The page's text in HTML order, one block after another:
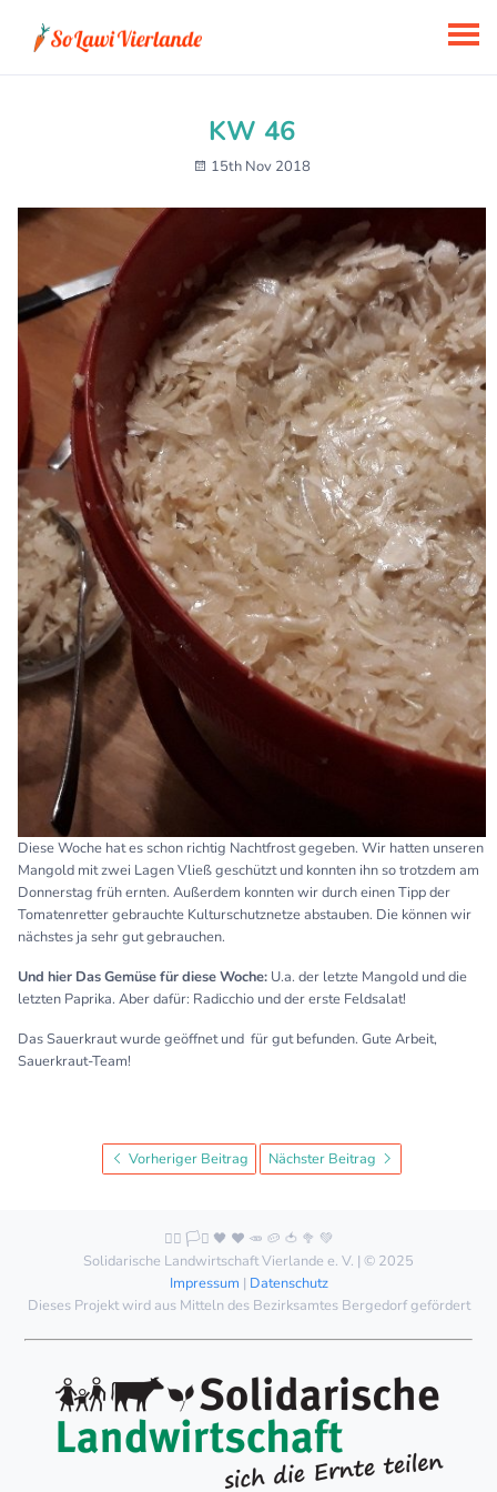
KW 46
15th Nov 2018
Diese Woche hat es schon richtig Nachtfrost gegeben. Wir hatten unseren
Mangold mit zwei Lagen Vließ geschützt und konnten ihn so trotzdem am
Donnerstag früh ernten. Außerdem konnten wir durch einen Tipp der
Tomatenretter gebrauchte Kulturschutznetze abstauben. Die können wir
nächstes ja sehr gut gebrauchen.
Und hier Das Gemüse für diese Woche: U.a. der letzte Mangold und die
letzten Paprika. Aber dafür: Radicchio und der erste Feldsalat!
Das Sauerkraut wurde geöffnet und für gut befunden. Gute Arbeit,
Sauerkraut-Team!
Vorheriger Beitrag Nächster Beitrag
🏳️‍🌈 🏳️‍⚧️ 🖤 ❤️ 🥕 🥔 🍅 🥦 💚
Solidarische Landwirtschaft Vierlande e. V. | © 2025
Impressum | Datenschutz
Dieses Projekt wird aus Mitteln des Bezirksamtes Bergedorf gefördert